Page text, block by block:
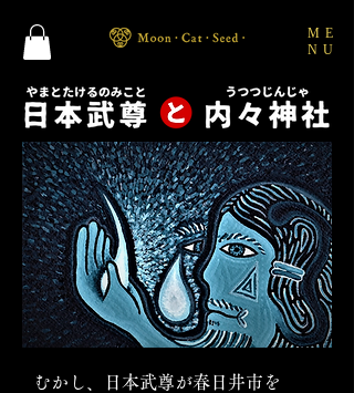
ME
NU
むかし、日本武尊が春日井市を